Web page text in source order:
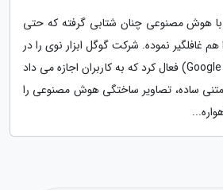
با هوش مصنوعی چنان شتابی گرفته که حتی
هم غافلگیر نموده. شرکت گوگل ابزار نوی را در
پلتفرم گوگل ارث (Google Earth) فعال کرد که به کاربران اجازه می داد
ساده، تصاویر ساختگی هوش مصنوعی را